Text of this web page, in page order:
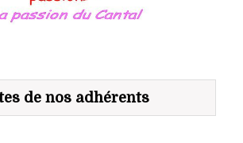
de nos adhérents